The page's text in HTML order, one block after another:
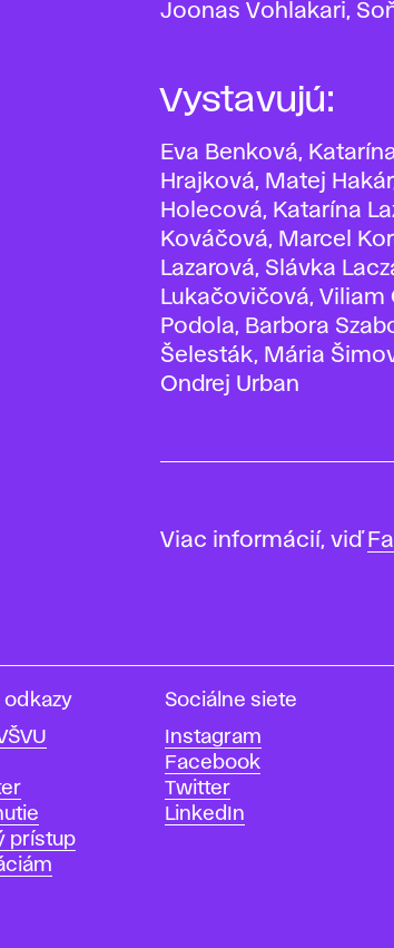
Joonas Vohlakari,
Vystavujú:
Eva Benková,
Hrajková, Matej
Holecová, Katarína
Kováčová, Marcel
Lazarová, Slávka
Lukačovičová, Viliam
Podola, Barbora
Šelesták, Mária
Ondrej Urban
Viac informácií, viď
odkazy
prístup
Sociálne siete
Instagram
Facebook
Twitter
LinkedIn